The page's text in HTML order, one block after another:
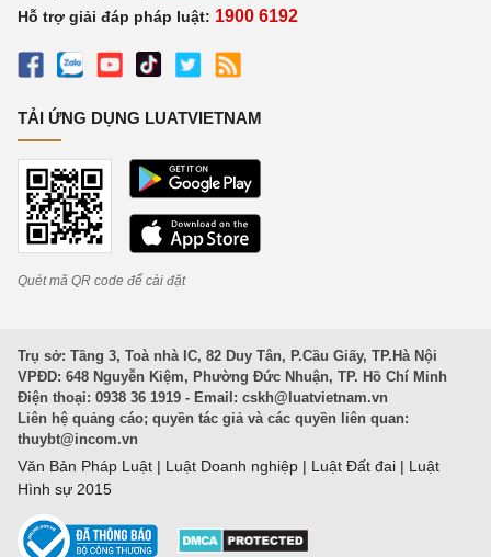
Hỗ trợ giải đáp pháp luật: 1900 6192
TẢI ỨNG DỤNG LUATVIETNAM
Quét mã QR code để cài đặt
Trụ sở: Tầng 3, Toà nhà IC, 82 Duy Tân, P.Cầu Giấy, TP.Hà Nội
VPĐD: 648 Nguyễn Kiệm, Phường Đức Nhuận, TP. Hồ Chí Minh
Điện thoại: 0938 36 1919 - Email: cskh@luatvietnam.vn
Liên hệ quảng cáo; quyền tác giả và các quyền liên quan:
thuybt@incom.vn
Văn Bản Pháp Luật | Luật Doanh nghiệp | Luật Đất đai | Luật
Hình sự 2015